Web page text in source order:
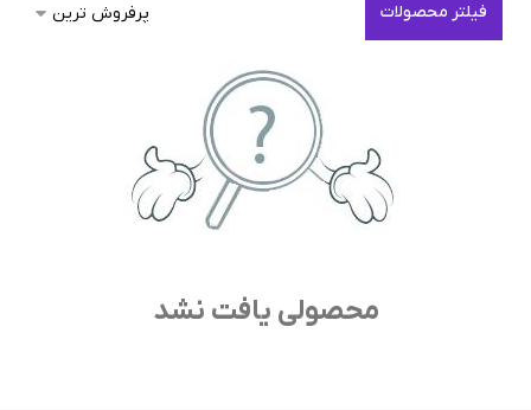
فیلتر محصولات
محصولی یافت نشد